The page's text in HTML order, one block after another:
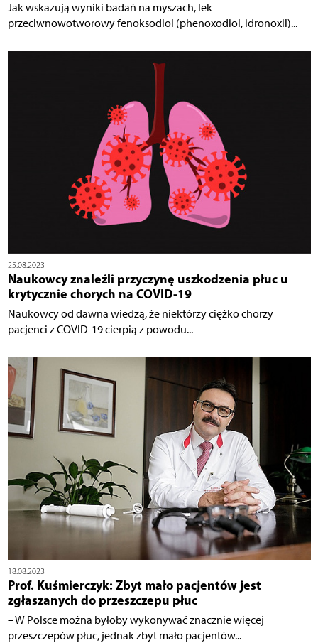
Jak wskazują wyniki badań na myszach, lek
przeciwnowotworowy fenoksodiol (phenoxodiol, idronoxil)...
25.08.2023
Naukowcy znaleźli przyczynę uszkodzenia płuc u
krytycznie chorych na COVID-19
Naukowcy od dawna wiedzą, że niektórzy ciężko chorzy
pacjenci z COVID-19 cierpią z powodu...
18.08.2023
Prof. Kuśmierczyk: Zbyt mało pacjentów jest
zgłaszanych do przeszczepu płuc
– W Polsce można byłoby wykonywać znacznie więcej
przeszczepów płuc, jednak zbyt mało pacjentów...